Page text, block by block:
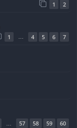
1 2
1 4 5 6 7
57 58 59 60